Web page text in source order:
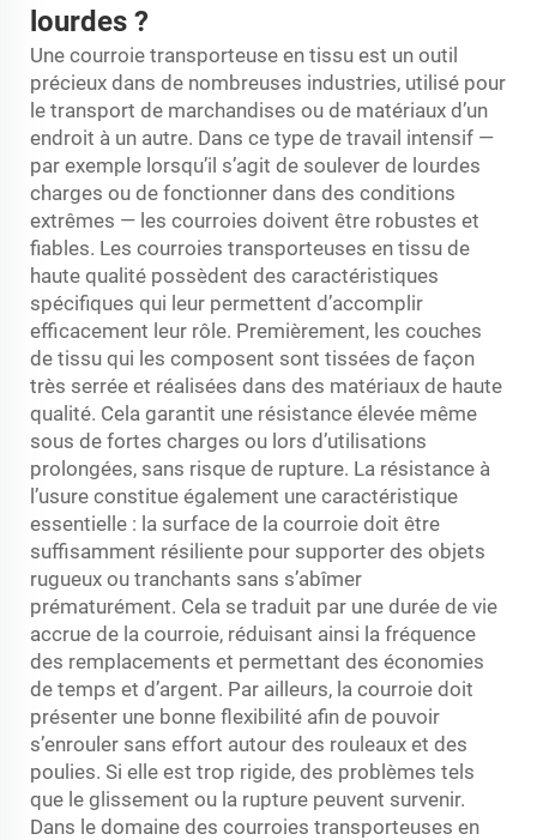
lourdes ?
Une courroie transporteuse en tissu est un outil
précieux dans de nombreuses industries, utilisé pour
le transport de marchandises ou de matériaux d’un
endroit à un autre. Dans ce type de travail intensif —
par exemple lorsqu’il s’agit de soulever de lourdes
charges ou de fonctionner dans des conditions
extrêmes — les courroies doivent être robustes et
fiables. Les courroies transporteuses en tissu de
haute qualité possèdent des caractéristiques
spécifiques qui leur permettent d’accomplir
efficacement leur rôle. Premièrement, les couches
de tissu qui les composent sont tissées de façon
très serrée et réalisées dans des matériaux de haute
qualité. Cela garantit une résistance élevée même
sous de fortes charges ou lors d’utilisations
prolongées, sans risque de rupture. La résistance à
l’usure constitue également une caractéristique
essentielle : la surface de la courroie doit être
suffisamment résiliente pour supporter des objets
rugueux ou tranchants sans s’abîmer
prématurément. Cela se traduit par une durée de vie
accrue de la courroie, réduisant ainsi la fréquence
des remplacements et permettant des économies
de temps et d’argent. Par ailleurs, la courroie doit
présenter une bonne flexibilité afin de pouvoir
s’enrouler sans effort autour des rouleaux et des
poulies. Si elle est trop rigide, des problèmes tels
que le glissement ou la rupture peuvent survenir.
Dans le domaine des courroies transporteuses en